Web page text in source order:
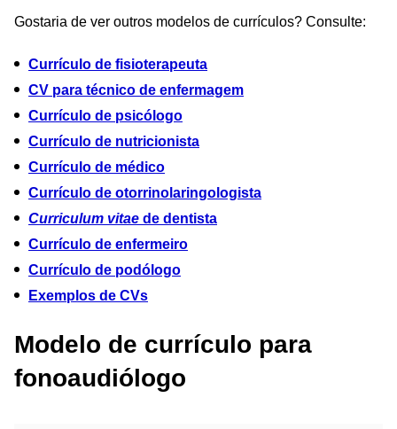
Gostaria de ver outros modelos de currículos? Consulte:
Currículo de fisioterapeuta
CV para técnico de enfermagem
Currículo de psicólogo
Currículo de nutricionista
Currículo de médico
Currículo de otorrinolaringologista
Curriculum vitae de dentista
Currículo de enfermeiro
Currículo de podólogo
Exemplos de CVs
Modelo de currículo para
fonoaudiólogo